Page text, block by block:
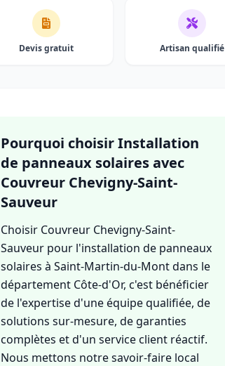
Devis gratuit Artisan qualifié
Pourquoi choisir Installation
de panneaux solaires avec
Couvreur Chevigny-Saint-
Sauveur
Choisir Couvreur Chevigny-Saint-
Sauveur pour l'installation de panneaux
solaires à Saint-Martin-du-Mont dans le
département Côte-d'Or, c'est bénéficier
de l'expertise d'une équipe qualifiée, de
solutions sur-mesure, de garanties
complètes et d'un service client réactif.
Nous mettons notre savoir-faire local